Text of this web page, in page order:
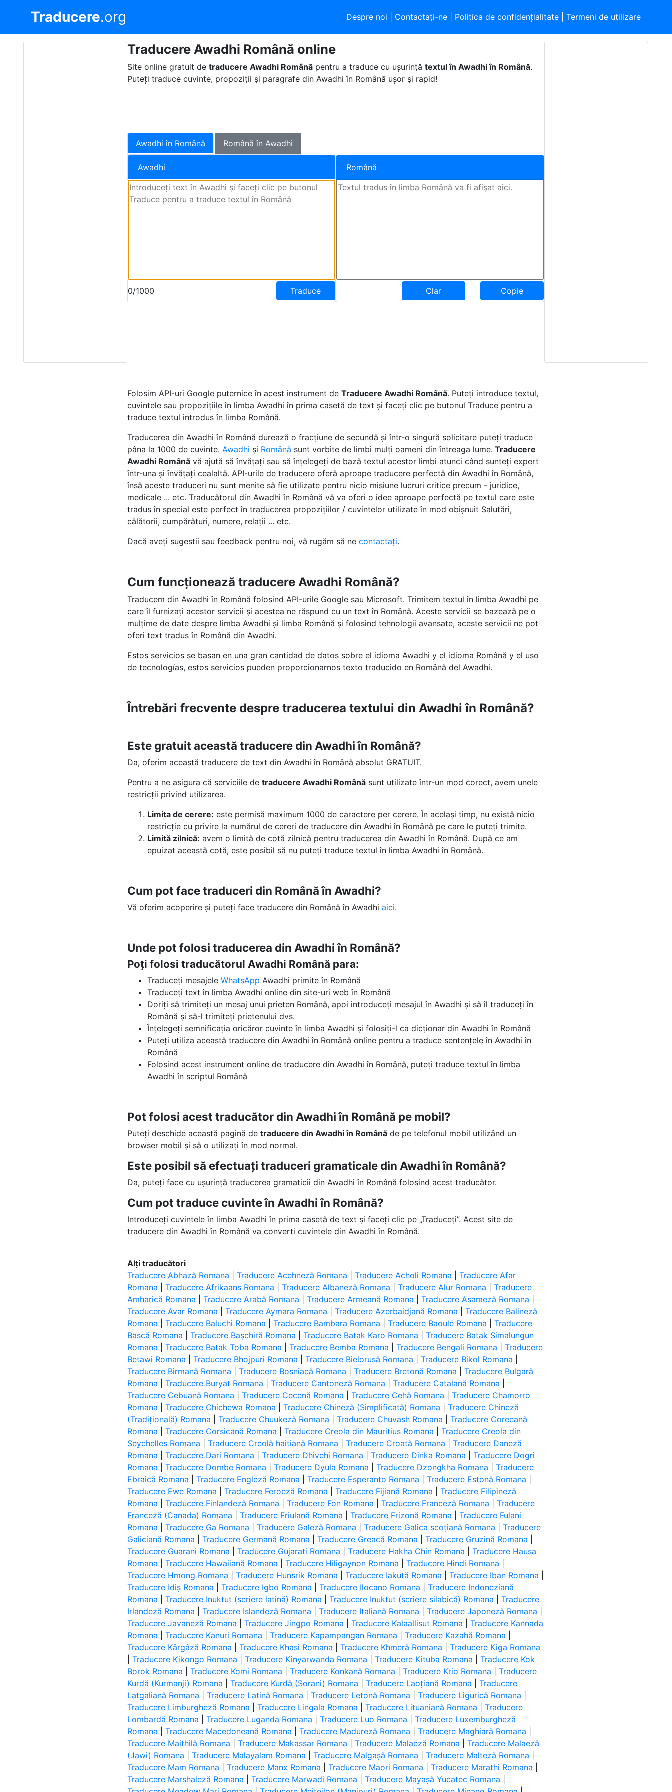
Traducere.org Despre noi Contactaţi-ne Politica de confidențialitate |Termeni de utilizare
Traducere Awadhi Română online
Site online gratuit detraducere Awadhi Română pentru a traduce cu ușurințătextul în Awadhi în Română.
Puteți traduce cuvinte, propoziții și paragrafe din Awadhi în Română ușor și rapid!
Awadhi în Română Română în Awadhi
Awadhi
0/1000 Traduce
Română
Clar Copie
Folosim API-uri Google puternice în acest instrument deTraducere Awadhi Română. Puteți introduce textul,
cuvintele sau propozițiile în limba Awadhi în prima casetă de text și faceți clic pe butonul Traduce pentru a
traduce textul introdus în limba Română.
Traducerea din Awadhi în Română durează o fracțiune de secundă și într-o singură solicitare puteți traduce
pâna la 1000 de cuvinte.Awadhi și Română sunt vorbite de limbi mulți oameni din întreaga lume. Traducere
Awadhi Română vă ajută să învățați sau să înțelegeți de bază textul acestor limbi atunci când sunteți expert
într-una și învățați cealaltă. API-urile de traducere oferă aproape traducere perfectă din Awadhi în Română,
însă aceste traduceri nu sunt menite să fie utilizate pentru nicio misiune lucruri critice precum - juridice,
medicale ... etc. Traducătorul din Awadhi în Română vă va oferi o idee aproape perfectă pe textul care este
tradus în special este perfect în traducerea propozițiilor / cuvintelor utilizate în mod obișnuit Salutări,
călătorii, cumpărături, numere, relații ... etc.
Dacă aveți sugestii sau feedback pentru noi, vă rugăm să necontactați.
Cum funcționează traducere Awadhi Română?
Traducem din Awadhi în Română folosind API-urile Google sau Microsoft. Trimitem textul în limba Awadhi pe
care îl furnizați acestor servicii și acestea ne răspund cu un text în Română. Aceste servicii se bazează pe o
mulțime de date despre limba Awadhi și limba Română și folosind tehnologii avansate, aceste servicii ne pot
oferi text tradus în Română din Awadhi.
Estos servicios se basan en una gran cantidad de datos sobre el idioma Awadhi y el idioma Română y el uso
de tecnologías, estos servicios pueden proporcionarnos texto traducido en Română del Awadhi.
Întrebări frecvente despre traducerea textului din Awadhi în Română?
Este gratuit această traducere din Awadhi în Română?
Da, oferim această traducere de text din Awadhi în Română absolut GRATUIT.
Pentru a ne asigura că serviciile detraducere Awadhi Română sunt utilizate într-un mod corect, avem unele
restricții privind utilizarea.
Limita de cerere: este permisă maximum 1000 de caractere per cerere. În același timp, nu există nicio
restricție cu privire la numărul de cereri de traducere din Awadhi în Română pe care le puteți trimite.
Limită zilnică: avem o limită de cotă zilnică pentru traducerea din Awadhi în Română. După ce am
epuizat această cotă, este posibil să nu puteți traduce textul în limba Awadhi în Română.
Cum pot face traduceri din Română în Awadhi?
Vă oferim acoperire și puteți face traducere din Română în Awadhiaici.
Unde pot folosi traducerea din Awadhi în Română?
Poți folosi traducătorul Awadhi Română para:
Traduceți mesajeleWhatsAppAwadhi primite în Română
Traduceți text în limba Awadhi online din site-uri web în Română
Doriți să trimiteți un mesaj unui prieten Română, apoi introduceți mesajul în Awadhi și să îl traduceți în
Română și să-l trimiteți prietenului dvs.
Înțelegeți semnificația oricăror cuvinte în limba Awadhi și folosiți-l ca dicționar din Awadhi în Română
Puteți utiliza această traducere din Awadhi în Română online pentru a traduce sentențele în Awadhi în
Română
Folosind acest instrument online de traducere din Awadhi în Română, puteți traduce textul în limba
Awadhi în scriptul Română
Pot folosi acest traducător din Awadhi în Română pe mobil?
Puteți deschide această pagină detraducere din Awadhi în Română de pe telefonul mobil utilizând un
browser mobil și să o utilizați în mod normal.
Este posibil să efectuați traduceri gramaticale din Awadhi în Română?
Da, puteți face cu ușurință traducerea gramaticii din Awadhi în Română folosind acest traducător.
Cum pot traduce cuvinte în Awadhi în Română?
Introduceți cuvintele în limba Awadhi în prima casetă de text și faceți clic pe „Traduceți”. Acest site de
traducere din Awadhi în Română va converti cuvintele din Awadhi în Română.
Alți traducători
Traducere Abhază Romana |Traducere Acehneză Romana |Traducere Acholi Romana |Traducere Afar
Romana |Traducere Afrikaans Romana |Traducere Albaneză Romana |Traducere Alur Romana |Traducere
Amharică Romana |Traducere Arabă Romana |Traducere Armeană Romana |Traducere Asameză Romana
Traducere Avar Romana |Traducere Aymara Romana |Traducere Azerbaidjană Romana |Traducere Balineză
Romana |Traducere Baluchi Romana |Traducere Bambara Romana |Traducere Baoulé Romana |Traducere
Bască Romana |Traducere Bașchiră Romana |Traducere Batak Karo Romana |Traducere Batak Simalungun
Romana |Traducere Batak Toba Romana |Traducere Bemba Romana |Traducere Bengali Romana |Traducere
Betawi Romana |Traducere Bhojpuri Romana |Traducere Bielorusă Romana |Traducere Bikol Romana
Traducere Birmană Romana |Traducere Bosniacă Romana |Traducere Bretonă Romana |Traducere Bulgară
Romana |Traducere Buryat Romana |Traducere Cantoneză Romana |Traducere Catalană Romana
Traducere Cebuană Romana |Traducere Cecenă Romana |Traducere Cehă Romana |Traducere Chamorro
Romana |Traducere Chichewa Romana |Traducere Chineză (Simplificată) Romana |Traducere Chineză
(Tradițională) Romana |Traducere Chuukeză Romana |Traducere Chuvash Romana |Traducere Coreeană
Romana |Traducere Corsicană Romana |Traducere Creola din Mauritius Romana |Traducere Creola din
Seychelles Romana |Traducere Creolă haitiană Romana |Traducere Croată Romana |Traducere Daneză
Romana |Traducere Dari Romana |Traducere Dhivehi Romana |Traducere Dinka Romana |Traducere Dogri
Romana |Traducere Dombe Romana |Traducere Dyula Romana |Traducere Dzongkha Romana |Traducere
Ebraică Romana |Traducere Engleză Romana |Traducere Esperanto Romana |Traducere Estonă Romana
Traducere Ewe Romana |Traducere Feroeză Romana |Traducere Fijiană Romana |Traducere Filipineză
Romana |Traducere Finlandeză Romana |Traducere Fon Romana |Traducere Franceză Romana |Traducere
Franceză (Canada) Romana |Traducere Friulană Romana |Traducere Frizonă Romana |Traducere Fulani
Romana |Traducere Ga Romana |Traducere Galeză Romana |Traducere Galica scoțiană Romana |Traducere
Galiciană Romana |Traducere Germană Romana |Traducere Greacă Romana |Traducere Gruzină Romana
Traducere Guarani Romana |Traducere Gujarati Romana |Traducere Hakha Chin Romana |Traducere Hausa
Romana |Traducere Hawaiiană Romana |Traducere Hiligaynon Romana |Traducere Hindi Romana
Traducere Hmong Romana |Traducere Hunsrik Romana |Traducere Iakută Romana |Traducere Iban Romana
Traducere Idiș Romana |Traducere Igbo Romana |Traducere Ilocano Romana |Traducere Indoneziană
Romana |Traducere Inuktut (scriere latină) Romana |Traducere Inuktut (scriere silabică) Romana |Traducere
Irlandeză Romana |Traducere Islandeză Romana |Traducere Italiană Romana |Traducere Japoneză Romana
Traducere Javaneză Romana |Traducere Jingpo Romana |Traducere Kalaallisut Romana |Traducere Kannada
Romana |Traducere Kanuri Romana |Traducere Kapampangan Romana |Traducere Kazahă Romana
Traducere Kârgâză Romana |Traducere Khasi Romana |Traducere Khmeră Romana |Traducere Kiga Romana
|Traducere Kikongo Romana |Traducere Kinyarwanda Romana |Traducere Kituba Romana |Traducere Kok
Borok Romana |Traducere Komi Romana |Traducere Konkană Romana |Traducere Krio Romana |Traducere
Kurdă (Kurmanji) Romana |Traducere Kurdă (Sorani) Romana |Traducere Laoțiană Romana |Traducere
Latgaliană Romana |Traducere Latină Romana |Traducere Letonă Romana |Traducere Ligurică Romana
Traducere Limburgheză Romana |Traducere Lingala Romana |Traducere Lituaniană Romana |Traducere
Lombardă Romana |Traducere Luganda Romana |Traducere Luo Romana |Traducere Luxemburgheză
Romana |Traducere Macedoneană Romana |Traducere Madureză Romana |Traducere Maghiară Romana
Traducere Maithilă Romana |Traducere Makassar Romana |Traducere Malaeză Romana |Traducere Malaeză
(Jawi) Romana |Traducere Malayalam Romana |Traducere Malgașă Romana |Traducere Malteză Romana
Traducere Mam Romana |Traducere Manx Romana |Traducere Maori Romana |Traducere Marathi Romana
Traducere Marshaleză Romana |Traducere Marwadi Romana |Traducere Mayașă Yucatec Romana